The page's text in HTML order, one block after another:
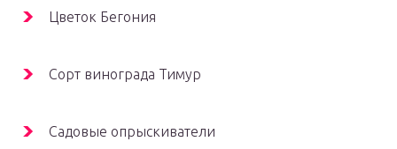
Цветок Бегония
Сорт винограда Тимур
Садовые опрыскиватели